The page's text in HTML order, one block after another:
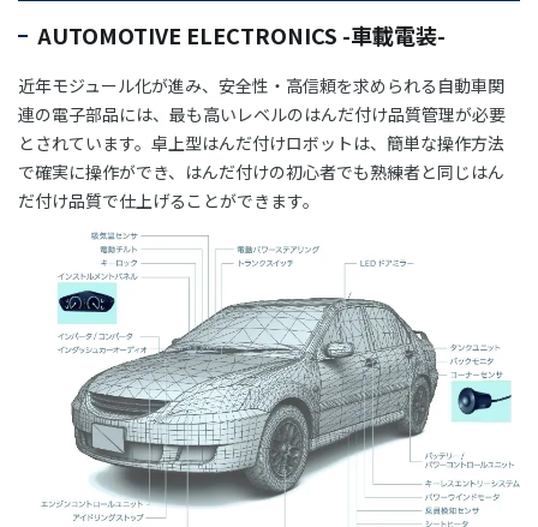
AUTOMOTIVE ELECTRONICS -車載電装-
近年モジュール化が進み、安全性・高信頼を求められる自動車関
連の電子部品には、最も高いレベルのはんだ付け品質管理が必要
とされています。卓上型はんだ付けロボットは、簡単な操作方法
で確実に操作ができ、はんだ付けの初心者でも熟練者と同じはん
だ付け品質で仕上げることができます。